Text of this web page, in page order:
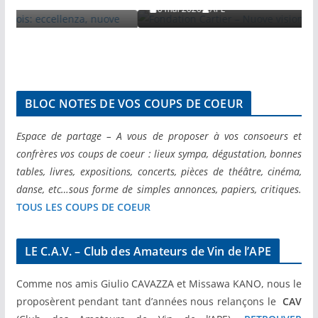
6 mai 2026 APE
BLOC NOTES DE VOS COUPS DE COEUR
Espace de partage – A vous de proposer à vos consoeurs et
confrères vos coups de coeur : lieux sympa, dégustation, bonnes
tables, livres, expositions, concerts, pièces de théâtre, cinéma,
danse, etc…sous forme de simples annonces, papiers, critiques.
TOUS LES COUPS DE COEUR
LE C.A.V. – Club des Amateurs de Vin de l’APE
Comme nos amis Giulio CAVAZZA et Missawa KANO, nous le
proposèrent pendant tant d’années nous relançons leCAV